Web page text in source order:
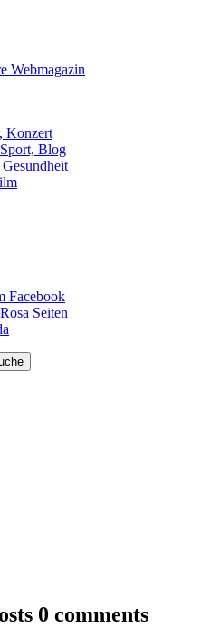
Webmagazin
Konzert
Blog
Facebook
Seiten
0 comments